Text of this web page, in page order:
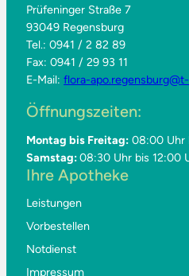
Prüfeninger Straße 7
93049 Regensburg
Tel.: 0941 / 2 82 89
Fax: 0941 / 29 93 11
E-Mail:flora-
Öffnungszeiten:
Montag bis Freitag: 08:00 Uhr
Samstag:08:30 Uhr bis 12:00
Ihre Apotheke
Leistungen
Vorbestellen
Notdienst
Impressum